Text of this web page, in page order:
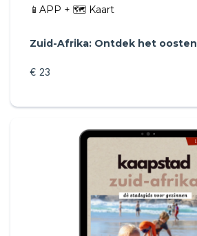
📱APP + 🗺️ Kaart
Zuid-Afrika: Ontdek het oosten
€ 23